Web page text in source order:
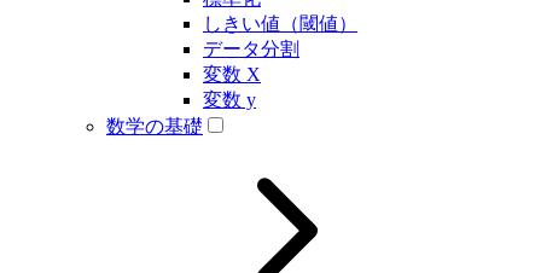
しきい値（閾値）
データ分割
変数 X
変数 y
数学の基礎